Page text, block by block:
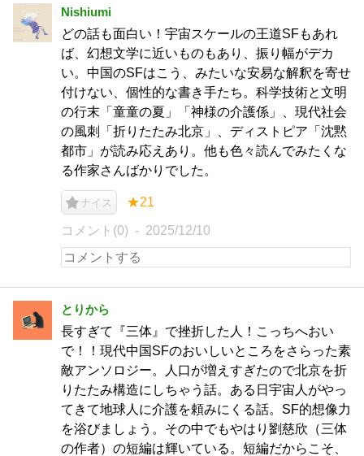
Nishiumi
どの話も面白い！宇宙スケールの王道SFもあれ
ば、幻想文学に近いものもあり、振り幅がデカ
い。中国のSFはこう、みたいな安易な解釈を寄せ
付けない、個性的な書き手たち。科学技術と文明
の行末「童童の夏」「神様の介護係」、現代社会
の風刺「折りたたみ北京」、ディストピア「沈黙
都市」が読み応えあり。他も色々読んでみたくな
る作家さんばかりでした。
ナイス ★21
コメント(0) 2025/12/10
とりから
長すぎて『三体』で挫折した人！こっちへおい
で！！現代中国SFのおいしいところをさらった素
敵アンソロジー。人口が増えすぎたので北京を折
りたたみ構造にしちゃう話。ある日宇宙人がやっ
てきて地球人に介護を頼みにくる話。SF的想像力
を浴びましょう。その中でもやはり劉慈欣（三体
の作者）の短編は輝いている。短編だからこそ、